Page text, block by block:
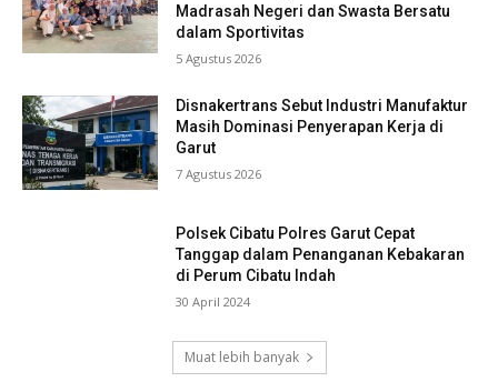
Madrasah Negeri dan Swasta Bersatu
dalam Sportivitas
5 Agustus 2026
Disnakertrans Sebut Industri Manufaktur
Masih Dominasi Penyerapan Kerja di
Garut
7 Agustus 2026
Polsek Cibatu Polres Garut Cepat
Tanggap dalam Penanganan Kebakaran
di Perum Cibatu Indah
30 April 2024
Muat lebih banyak